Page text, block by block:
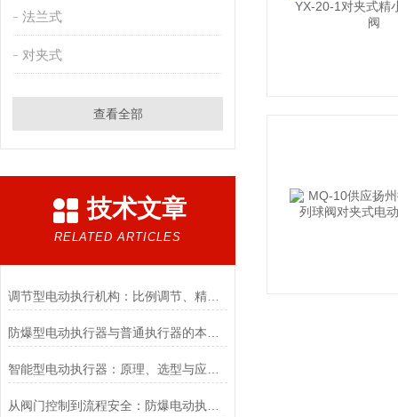
法兰式
对夹式
查看全部
技术文章
RELATED ARTICLES
调节型电动执行机构：比例调节、精度控制要点